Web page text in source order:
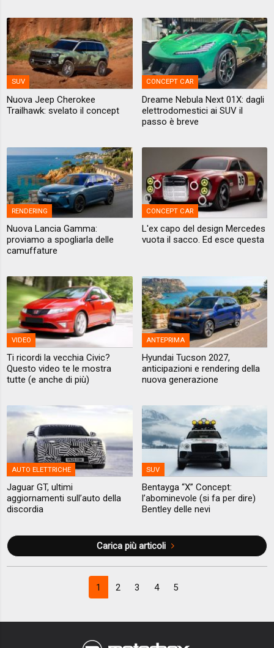
SUV
Nuova Jeep Cherokee
Trailhawk: svelato il concept
CONCEPT CAR
Dreame Nebula Next 01X: dagli
elettrodomestici ai SUV il
passo è breve
RENDERING
Nuova Lancia Gamma:
proviamo a spogliarla delle
camuffature
CONCEPT CAR
L'ex capo del design Mercedes
vuota il sacco. Ed esce questa
VIDEO
Ti ricordi la vecchia Civic?
Questo video te le mostra
tutte (e anche di più)
ANTEPRIMA
Hyundai Tucson 2027,
anticipazioni e rendering della
nuova generazione
AUTO ELETTRICHE
Jaguar GT, ultimi
aggiornamenti sull’auto della
discordia
SUV
Bentayga “X” Concept:
l’abominevole (si fa per dire)
Bentley delle nevi
Carica più articoli
1 2 3 4 5